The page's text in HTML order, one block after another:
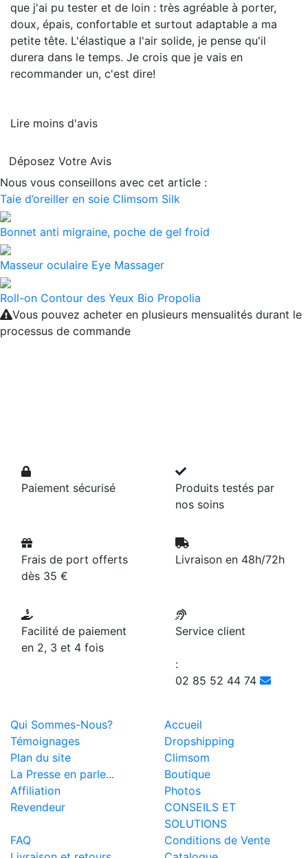
que j'ai pu tester et de loin : très agréable à porter,
doux, épais, confortable et surtout adaptable a ma
petite tête. L'élastique a l'air solide, je pense qu'il
durera dans le temps. Je crois que je vais en
recommander un, c'est dire!
Lire moins d'avis
Déposez Votre Avis
Nous vous conseillons avec cet article :
Taie d’oreiller en soie Climsom Silk
Bonnet anti migraine, poche de gel froid
Masseur oculaire Eye Massager
Roll-on Contour des Yeux Bio Propolia
Vous pouvez acheter en plusieurs mensualités durant le
processus de commande
Paiement sécurisé
Produits testés par
nos soins
Frais de port offerts
dès 35 €
Livraison en 48h/72h
Facilité de paiement
en 2, 3 et 4 fois
Service client
:
02 85 52 44 74
Qui Sommes-Nous?
Accueil
Témoignages
Dropshipping
Plan du site
Climsom
La Presse en parle...
Boutique
Affiliation
Photos
Revendeur
CONSEILS ET
SOLUTIONS
FAQ
Conditions de Vente